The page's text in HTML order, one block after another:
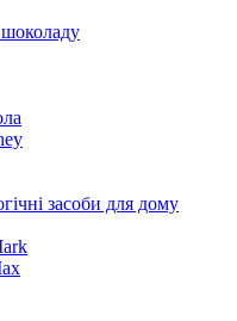
засоби для дому